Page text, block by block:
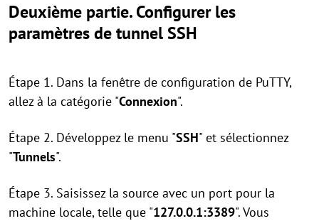
Deuxième partie.Configurer les
paramètres de tunnel SSH
Étape 1. Dans la fenêtre de configuration de PuTTY,
allez à la catégorie "Connexion".
Étape 2. Développez le menu "SSH" et sélectionnez
"Tunnels".
Étape 3. Saisissez la source avec un port pour la
machine locale, telle que "127.0.0.1:3389". Vous